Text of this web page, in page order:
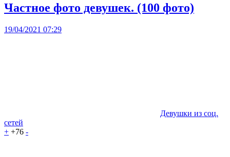
Частное фото девушек. (100 фото)
19/04/2021 07:29
Девушки из соц.
сетей
+ +76 -